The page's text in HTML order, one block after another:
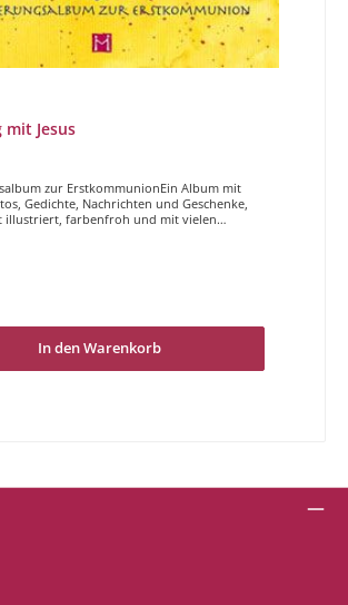
mit Jesus
zur ErstkommunionEin Album mit
Gedichte, Nachrichten und Geschenke,
illustriert, farbenfroh und mit vielen
In den Warenkorb